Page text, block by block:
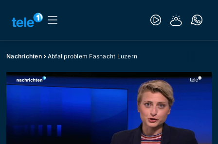
Nachrichten Abfallproblem Fasnacht Luzern